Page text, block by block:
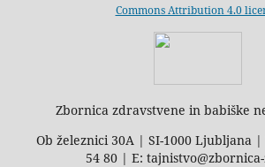
Commons Attribution 4.0
Zbornica zdravstvene in babiške
Ob železnici 30A | SI-1000 Ljubljana |
54 80 | E: